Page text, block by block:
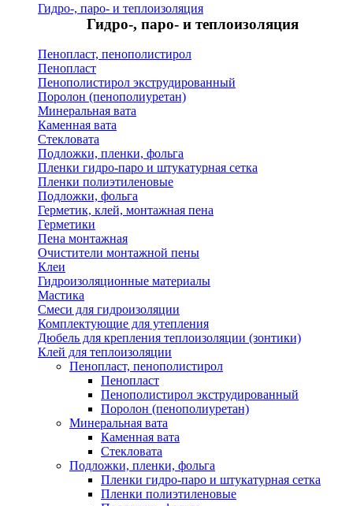
Гидро-, паро- и теплоизоляция
Гидро-, паро- и теплоизоляция
Пенопласт, пенополистирол
Пенопласт
Пенополистирол экструдированный
Поролон (пенополиуретан)
Минеральная вата
Каменная вата
Стекловата
Подложки, пленки, фольга
Пленки гидро-паро и штукатурная сетка
Пленки полиэтиленовые
Подложки, фольга
Герметик, клей, монтажная пена
Герметики
Пена монтажная
Очистители монтажной пены
Клеи
Гидроизоляционные материалы
Мастика
Смеси для гидроизоляции
Комплектующие для утепления
Дюбель для крепления теплоизоляции (зонтики)
Клей для теплоизоляции
Пенопласт, пенополистирол
Пенопласт
Пенополистирол экструдированный
Поролон (пенополиуретан)
Минеральная вата
Каменная вата
Стекловата
Подложки, пленки, фольга
Пленки гидро-паро и штукатурная сетка
Пленки полиэтиленовые